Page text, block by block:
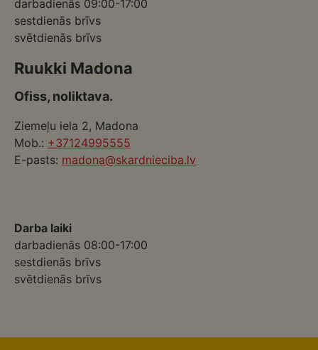
darbadienās 09:00-17:00
sestdienās brīvs
svētdienās brīvs
Ruukki Madona
Ofiss, noliktava.
Ziemeļu iela 2, Madona
Mob.: +37124995555
E-pasts: madona@skardnieciba.lv
Darba laiki
darbadienās 08:00-17:00
sestdienās brīvs
svētdienās brīvs